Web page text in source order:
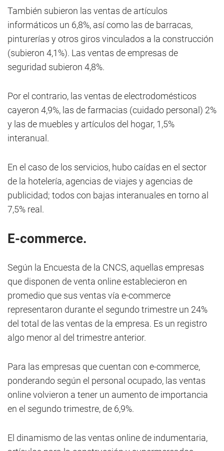
También subieron las ventas de artículos
informáticos un 6,8%, así como las de barracas,
pinturerías y otros giros vinculados a la construcción
(subieron 4,1%). Las ventas de empresas de
seguridad subieron 4,8%.
Por el contrario, las ventas de electrodomésticos
cayeron 4,9%, las de farmacias (cuidado personal) 2%
y las de muebles y artículos del hogar, 1,5%
interanual.
En el caso de los servicios, hubo caídas en el sector
de la hotelería, agencias de viajes y agencias de
publicidad; todos con bajas interanuales en torno al
7,5% real.
E-commerce.
Según la Encuesta de la CNCS, aquellas empresas
que disponen de venta online establecieron en
promedio que sus ventas vía e-commerce
representaron durante el segundo trimestre un 24%
del total de las ventas de la empresa. Es un registro
algo menor al del trimestre anterior.
Para las empresas que cuentan con e-commerce,
ponderando según el personal ocupado, las ventas
online volvieron a tener un aumento de importancia
en el segundo trimestre, de 6,9%.
El dinamismo de las ventas online de indumentaria,